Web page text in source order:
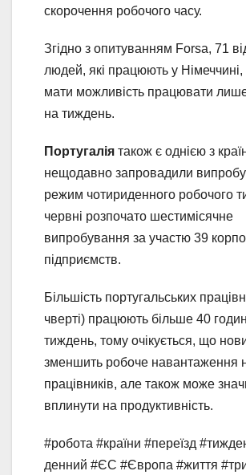
скорочення робочого часу.
Згідно з опитуванням Forsa, 71
людей, які працюють у Німеччині,
мати можливість працювати
на тиждень.
Португалія також є однією з
нещодавно запровадили
режим чотириденного робочого
червні розпочато шестимісячне
випробування за участю 39
підприємств.
Більшість португальських
чверті) працюють більше 40
тиждень, тому очікується, що
зменшить робоче навантаження
працівників, але також може
вплинути на продуктивність.
#робота #країни #переїзд
денний #ЄС #Європа #життя